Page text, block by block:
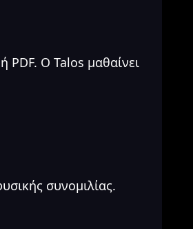
PDF. Ο Talos μαθαίνει
συνομιλίας.